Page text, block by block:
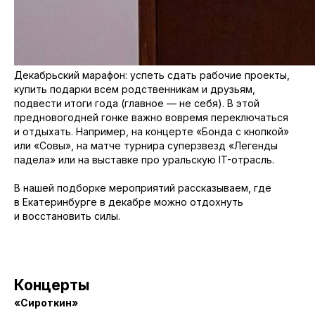
Декабрьский марафон: успеть сдать рабочие проекты,
купить подарки всем родственникам и друзьям,
подвести итоги года (главное — не себя). В этой
предновогодней гонке важно вовремя переключаться
и отдыхать. Например, на концерте «Бонда с кнопкой»
или «Совы», на матче турнира суперзвезд «Легенды
падела» или на выставке про уральскую IT-отрасль.
В нашей подборке мероприятий рассказываем, где
в Екатеринбурге в декабре можно отдохнуть
и восстановить силы.
Концерты
«Сироткин»